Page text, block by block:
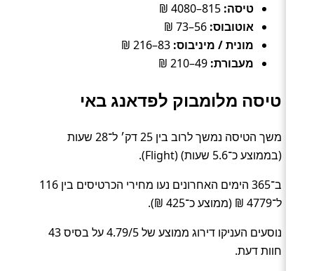
טיסה:
אוטובוס:
מונית / מיניבוס:
מעבורת:
טיסה מלומבוק לפדאנג באי
משך הטיסה נמשך לרוב בין 25 דק׳ ל־28 שעות
(בממוצע כ־5.6 שעות) (Flight).
ב־365 הימים האחרונים נעו מחירי הכרטיסים בין 116
ל־4779 ₪ (ממוצע כ־425 ₪).
נוסעים העניקו דירוג ממוצע של 4.79/5 על בסיס 43
חוות דעת.